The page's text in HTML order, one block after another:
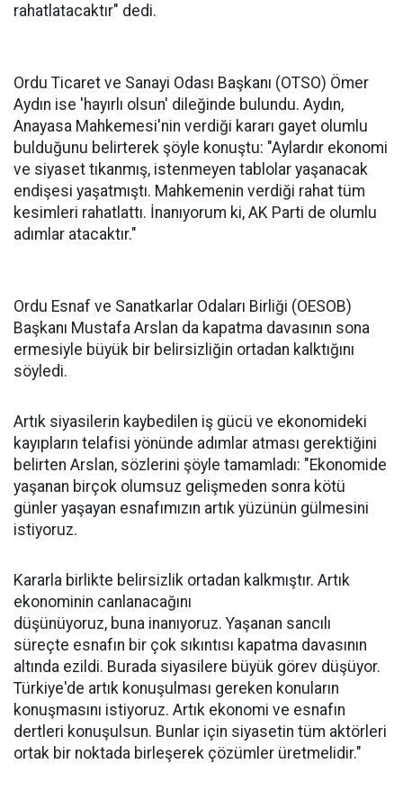
rahatlatacaktır" dedi.
Ordu Ticaret ve Sanayi Odası Başkanı (OTSO) Ömer
Aydın ise 'hayırlı olsun' dileğinde bulundu. Aydın,
Anayasa Mahkemesi'nin verdiği kararı gayet olumlu
bulduğunu belirterek şöyle konuştu: "Aylardır ekonomi
ve siyaset tıkanmış, istenmeyen tablolar yaşanacak
endişesi yaşatmıştı. Mahkemenin verdiği rahat tüm
kesimleri rahatlattı. İnanıyorum ki, AK Parti de olumlu
adımlar atacaktır."
Ordu Esnaf ve Sanatkarlar Odaları Birliği (OESOB)
Başkanı Mustafa Arslan da kapatma davasının sona
ermesiyle büyük bir belirsizliğin ortadan kalktığını
söyledi.
Artık siyasilerin kaybedilen iş gücü ve ekonomideki
kayıpların telafisi yönünde adımlar atması gerektiğini
belirten Arslan, sözlerini şöyle tamamladı: "Ekonomide
yaşanan birçok olumsuz gelişmeden sonra kötü
günler yaşayan esnafımızın artık yüzünün gülmesini
istiyoruz.
Kararla birlikte belirsizlik ortadan kalkmıştır. Artık
ekonominin canlanacağını
düşünüyoruz, buna inanıyoruz. Yaşanan sancılı
süreçte esnafın bir çok sıkıntısı kapatma davasının
altında ezildi. Burada siyasilere büyük görev düşüyor.
Türkiye'de artık konuşulması gereken konuların
konuşmasını istiyoruz. Artık ekonomi ve esnafın
dertleri konuşulsun. Bunlar için siyasetin tüm aktörleri
ortak bir noktada birleşerek çözümler üretmelidir."